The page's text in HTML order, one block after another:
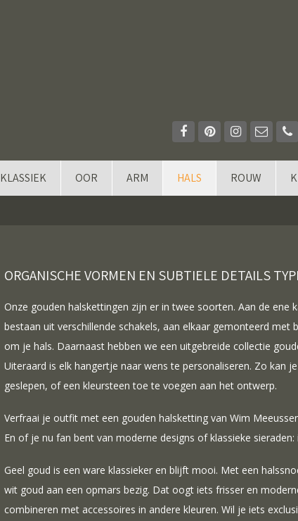
KLASSIEK OOR ARM HALS ROUW
ORGANISCHE VORMEN EN SUBTIELE DETAILS
Onze gouden halskettingen zijn er in twee soorten. Aan de ene
bestaan uit verschillende schakels, aan elkaar gemonteerd
om je hals. Daarnaast hebben we een uitgebreide collectie
Uiteraard is elk hangertje naar wens te personaliseren. Zo kan
geslepen, of een kleursteen toe te voegen aan het ontwerp.
Verfraai je outfit met een gouden halsketting van Wim
En of je nu fan bent van moderne designs of klassieke
Geel goud is een ware klassieker en blijft mooi. Met een
wit goud aan een opmars bezig. Dat oogt iets frisser en
combineren met accessoires in andere kleuren. Wil je iets